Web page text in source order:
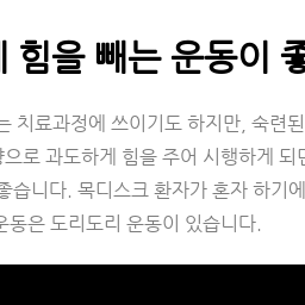
힘을 빼는 운동이
치료과정에 쓰이기도 하지만, 숙련
로 과도하게 힘을 주어 시행하게
습니다. 목디스크 환자가 혼자 하기
은 도리도리 운동이 있습니다.